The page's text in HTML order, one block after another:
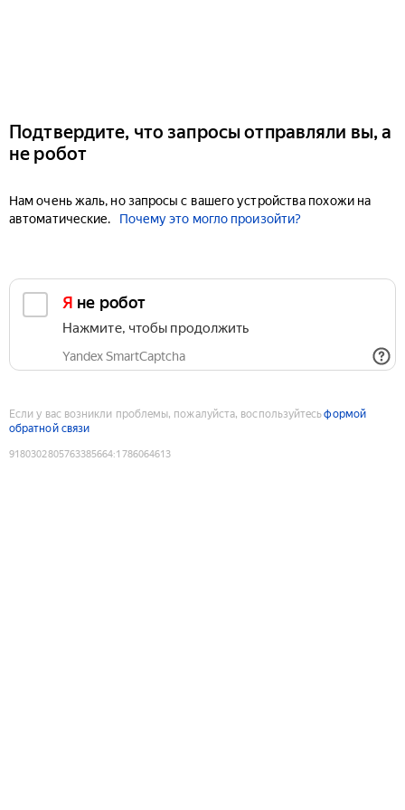
Подтвердите, что запросы отправляли вы, а
не робот
Нам очень жаль, но запросы с вашего устройства похожи на
автоматические.
Почему это могло произойти?
Я не робот
Нажмите, чтобы продолжить
Yandex SmartCaptcha
Если у вас возникли проблемы, пожалуйста, воспользуйтесьформой
обратной связи
9180302805763385664:1786064613